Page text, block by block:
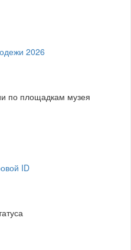
по площадкам музея